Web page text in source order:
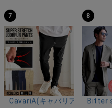
ストレッチバンドカラー半
ーネック半袖Tシャツ/全4色
7
CavariA(キャバリア)ストレッ
8
Bitter